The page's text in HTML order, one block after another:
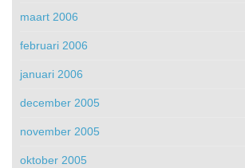
maart 2006
februari 2006
januari 2006
december 2005
november 2005
oktober 2005